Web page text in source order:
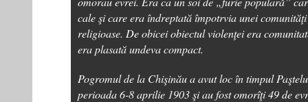
cale şi care era îndreptată împotrvia unei
religioase. De obicei obiectul violenţei era
era plasată undeva compact.
Pogromul de la Chişinău a avut loc în timpul
perioada 6-8 aprilie 1903 şi au fost omorîţi 49 de